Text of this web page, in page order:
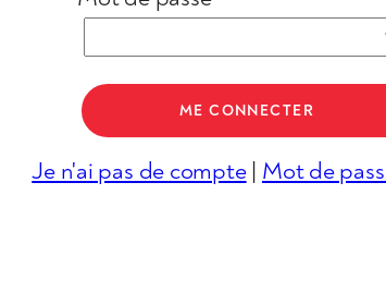
Je n'ai pas de compte| Mot de